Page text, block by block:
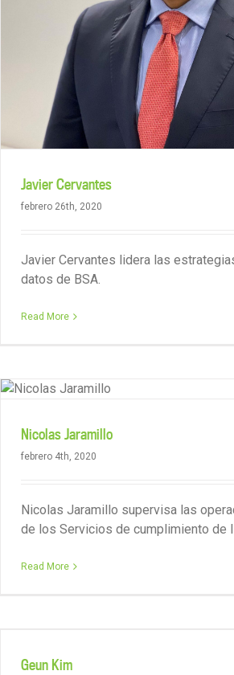
Javier Cervantes
febrero 26th, 2020
Javier Cervantes lidera las
datos de BSA.
Read More
Nicolas Jaramillo
febrero 4th, 2020
Nicolas Jaramillo supervisa las
de los Servicios de cumplimiento de
Read More
Geun Kim